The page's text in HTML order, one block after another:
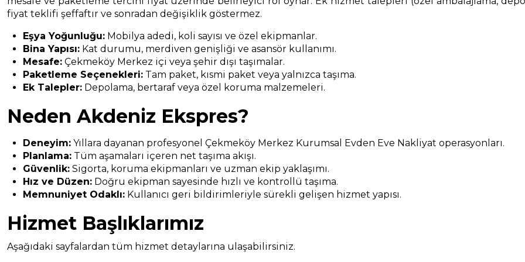
fiyat teklifi şeffaftır ve sonradan değişiklik göstermez.
Eşya Yoğunluğu: Mobilya adedi, koli sayısı ve özel ekipmanlar.
Bina Yapısı: Kat durumu, merdiven genişliği ve asansör kullanımı.
Mesafe: Çekmeköy Merkez içi veya şehir dışı taşımalar.
Paketleme Seçenekleri: Tam paket, kısmi paket veya yalnızca taşıma.
Ek Talepler: Depolama, bertaraf veya özel koruma malzemeleri.
Neden Akdeniz Ekspres?
Deneyim: Yıllara dayanan profesyonel Çekmeköy Merkez Kurumsal Evden Eve Nakliyat operasyonları.
Planlama: Tüm aşamaları içeren net taşıma akışı.
Güvenlik: Sigorta, koruma ekipmanları ve uzman ekip yaklaşımı.
Hız ve Düzen: Doğru ekipman sayesinde hızlı ve kontrollü taşıma.
Memnuniyet Odaklı: Kullanıcı geri bildirimleriyle sürekli gelişen hizmet yapısı.
Hizmet Başlıklarımız
Aşağıdaki sayfalardan tüm hizmet detaylarına ulaşabilirsiniz.